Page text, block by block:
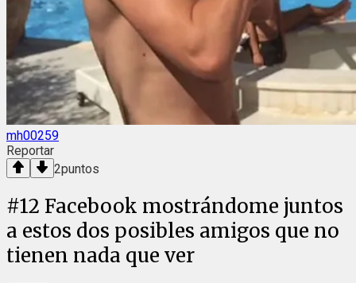
mh00259
Reportar
2puntos
#12 Facebook mostrándome juntos
a estos dos posibles amigos que no
tienen nada que ver